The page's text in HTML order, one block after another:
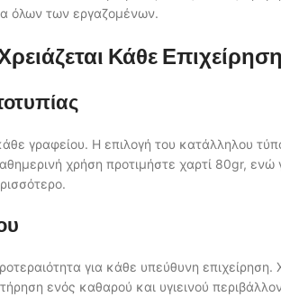
όλων των εργαζομένων.
Κάθε Επιχείρηση
γραφείου. Η επιλογή του κατάλληλου
χρήση προτιμήστε χαρτί 80gr,
για κάθε υπεύθυνη
ενός καθαρού και υγιεινού